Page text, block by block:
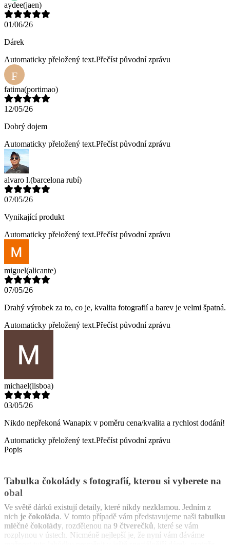
aydee(jaen)
01/06/26
Dárek
Automaticky přeložený text.Přečíst původní zprávu
F
fatima(portimao)
12/05/26
Dobrý dojem
Automaticky přeložený text.Přečíst původní zprávu
alvaro l.(barcelona rubí)
07/05/26
Vynikající produkt
Automaticky přeložený text.Přečíst původní zprávu
miguel(alicante)
07/05/26
Drahý výrobek za to, co je, kvalita fotografií a barev je velmi špatná.
Automaticky přeložený text.Přečíst původní zprávu
michael(lisboa)
03/05/26
Nikdo nepřekoná Wanapix v poměru cena/kvalita a rychlost dodání!
Automaticky přeložený text.Přečíst původní zprávu
Popis
Tabulka čokolády s fotografií, kterou si vyberete na
obal
Ve světě dárků existují detaily, které nikdy nezklamou. Jedním z
nich je čokoláda. V tomto případě vám představujeme naši tabulku
mléčné čokolády, rozdělenou na 9 čtverečků, které se vám
rozplynou v ústech. Nicméně nejlepší je, že nyní vám dáváme